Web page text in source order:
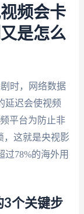
频会卡
是怎么
时，网络数据
延迟会使视频
平台为防止非
，这就是央视影
78%的海外用
3个关键步